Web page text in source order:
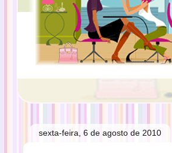
sexta-feira, 6 de agosto de 2010